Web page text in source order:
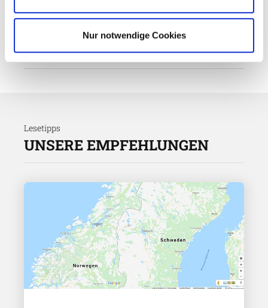
Nur notwendige Cookies
Lesetipps
UNSERE EMPFEHLUNGEN